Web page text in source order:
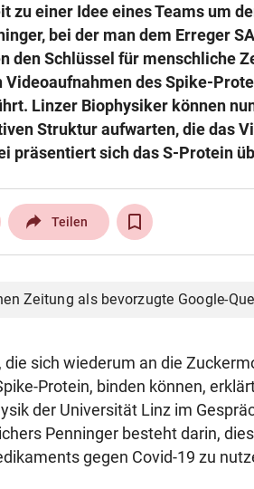
zu einer Idee eines Teams um
bei der man dem Erreger
den Schlüssel für menschliche
Videoaufnahmen des Spike-
Linzer Biophysiker können
Struktur aufwarten, die das
präsentiert sich das S-Protein
Teilen
Zeitung als bevorzugte Google-
die sich wiederum an die
Protein, binden können,
der Universität Linz im
Penninger besteht darin,
gegen Covid-19 zu